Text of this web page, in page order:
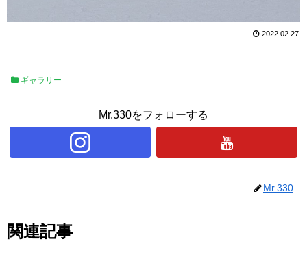
2022.02.27
ギャラリー
Mr.330をフォローする
Mr.330
関連記事